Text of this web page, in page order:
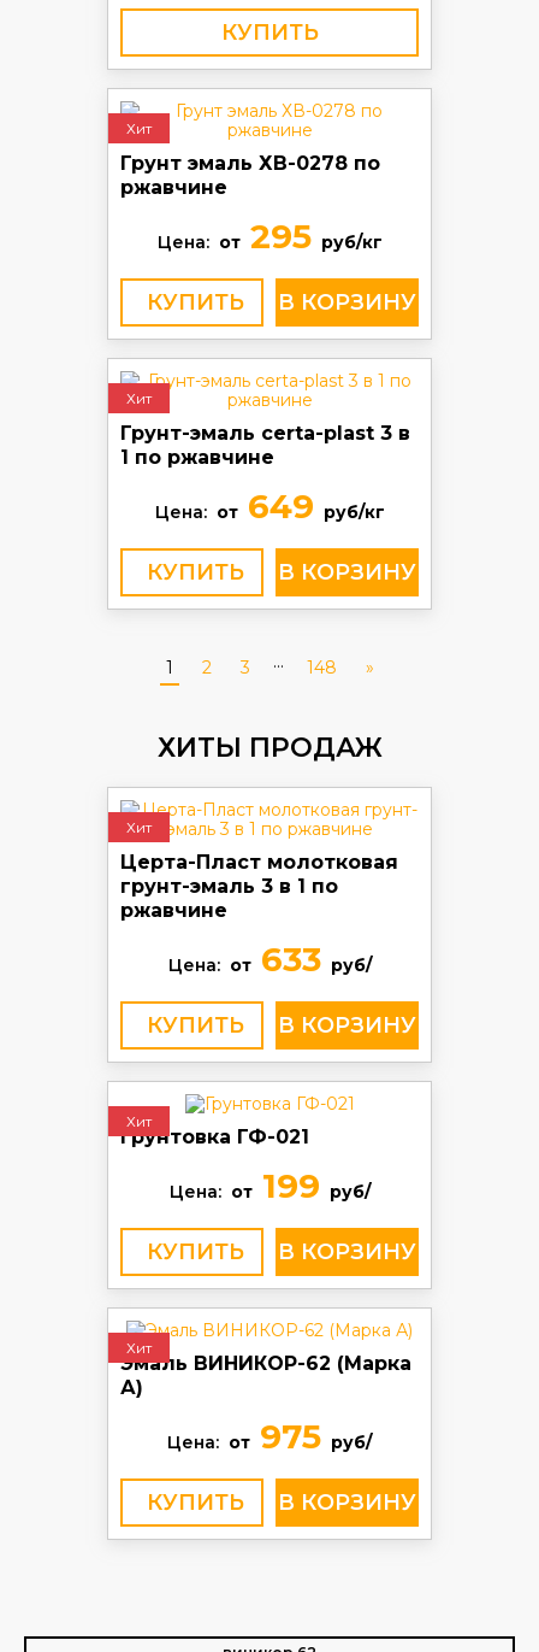
КУПИТЬ
Хит
Грунт эмаль ХВ-0278 по
ржавчине
Цена: от295 руб/кг
КУПИТЬ
Хит
Грунт-эмаль certa-plast 3 в
1 по ржавчине
Цена: от649 руб/кг
КУПИТЬ
1 2 3 ... 148 »
ХИТЫ ПРОДАЖ
Хит
Церта-Пласт молотковая
грунт-эмаль 3 в 1 по
ржавчине
Цена: от633 руб/
КУПИТЬ
Хит
Грунтовка ГФ-021
Цена: от199 руб/
КУПИТЬ
Хит
Эмаль ВИНИКОР-62 (Марка
А)
Цена: от 975 руб/
КУПИТЬ